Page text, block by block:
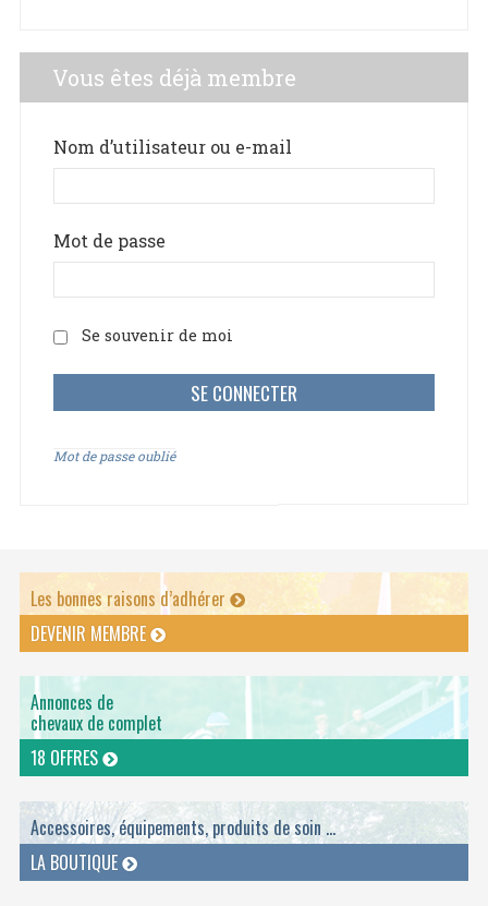
Vous êtes déjà membre
Nom d’utilisateur ou e-mail
Mot de passe
Se souvenir de moi
Mot de passe oublié
Les bonnes raisons d’adhérer
DEVENIR MEMBRE
Annonces de
chevaux de complet
18 OFFRES
Accessoires, équipements, produits de soin ...
LA BOUTIQUE